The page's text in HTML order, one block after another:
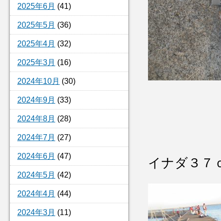
2025年6月 (41)
2025年5月 (36)
2025年4月 (32)
2025年3月 (16)
2024年10月 (30)
2024年9月 (33)
2024年8月 (28)
2024年7月 (27)
2024年6月 (47)
2024年5月 (42)
2024年4月 (44)
2024年3月 (11)
イナダ３